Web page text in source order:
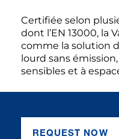
Certifiée selon
dont l’EN 13000, la
comme la solution
lourd sans
sensibles et à
REQUEST NOW